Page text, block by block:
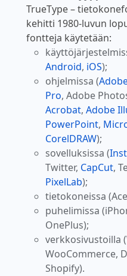
TrueType –
kehitti 1980-luvun
fontteja käytetään:
Android, iOS);
ohjelmissa (
Pro, Adobe
Acrobat, Adobe
PowerPoint,
CorelDRAW);
sovelluksissa (
Twitter, CapCut,
PixelLab);
tietokoneissa
puhelimissa
OnePlus);
verkkosivustoilla
WooCommerce,
Shopify).